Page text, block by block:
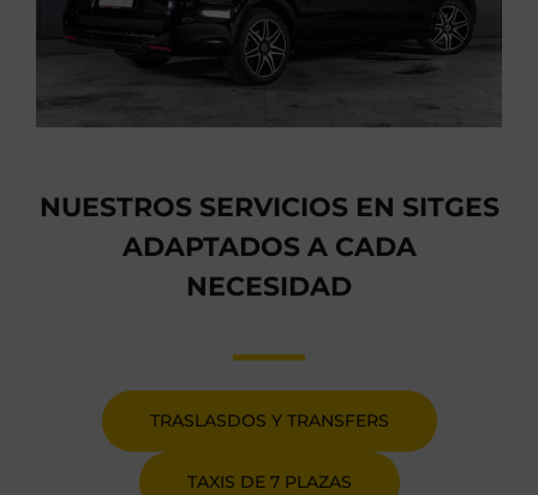
NUESTROS SERVICIOS EN SITGES
ADAPTADOS A CADA
NECESIDAD
TRASLASDOS Y TRANSFERS
TAXIS DE 7 PLAZAS